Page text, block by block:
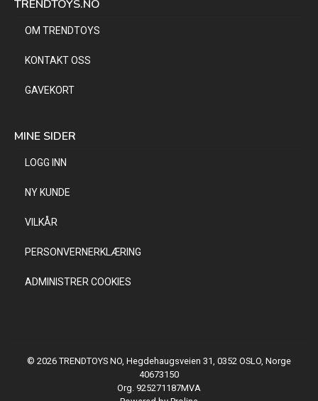
TRENDTOYS.NO
OM TRENDTOYS
KONTAKT OSS
GAVEKORT
MINE SIDER
LOGG INN
NY KUNDE
VILKÅR
PERSONVERNERKLÆRING
ADMINISTRER COOKIES
© 2026 TRENDTOYS NO, Hegdehaugsveien 31, 0352 OSLO, Norge
40673150
Org. 925271187MVA